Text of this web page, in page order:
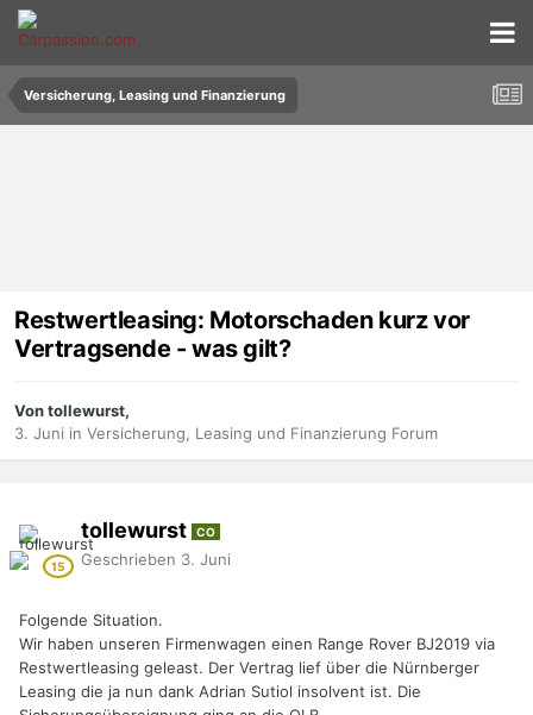
Versicherung, Leasing und Finanzierung
Restwertleasing: Motorschaden kurz vor
Vertragsende - was gilt?
Von tollewurst,
3. Juni in Versicherung, Leasing und Finanzierung Forum
tollewurst CO
Geschrieben 3. Juni
Folgende Situation.
Wir haben unseren Firmenwagen einen Range Rover BJ2019 via
Restwertleasing geleast. Der Vertrag lief über die Nürnberger
Leasing die ja nun dank Adrian Sutiol insolvent ist. Die